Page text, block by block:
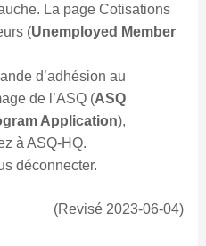
La page Cotisations
(Unemployed Member
d’adhésion au
de l’ASQ (ASQ
Application),
à ASQ-HQ.
déconnecter.
(Revisé 2023-06-04)